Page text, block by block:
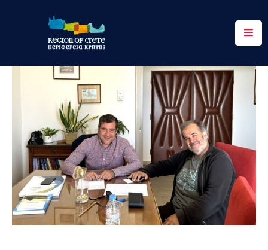
Περιφέρεια
Ενημέρωση
Δράσεις
Ψηφιακές
Υπηρεσίες
Επικοινωνία